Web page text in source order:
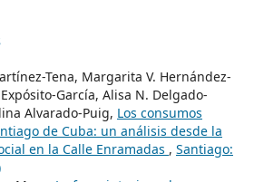
Tena, Margarita V. Hernández-
García, Alisa N. Delgado-
Alvarado-Puig, Los consumos
de Cuba: un análisis desde la
en la Calle Enramadas , Santiago: